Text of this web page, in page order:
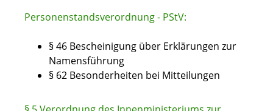
Personenstandsverordnung - PStV:
§ 46 Bescheinigung über Erklärungen zur
Namensführung
§ 62 Besonderheiten bei Mitteilungen